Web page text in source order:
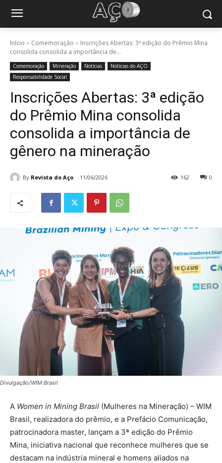
Início Comemoração
Inscrições Abertas: 3ª edição do Prêmio Mina
consolida consolida a importância de...
Comemoração Mineração Notícias
Notícias do AÇO
Responsabilidade Social
Inscrições Abertas: 3ª edição
do Prêmio Mina consolida
consolida a importância de
gênero na mineração
By Revista do Aço 11/06/2026 0
162
Divulgação/WIM Brasil
A Women in Mining Brasil (Mulheres na Mineração) – WIM
Brasil, realizadora do prêmio, e a Prefácio Comunicação,
patrocinadora master, lançam a 3ª edição do Prêmio
Mina, iniciativa nacional que reconhece mulheres que se
destacam na indústria mineral e homens aliados na